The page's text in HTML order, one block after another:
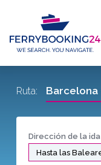
Dirección de la ida
Ruta: Barcelona